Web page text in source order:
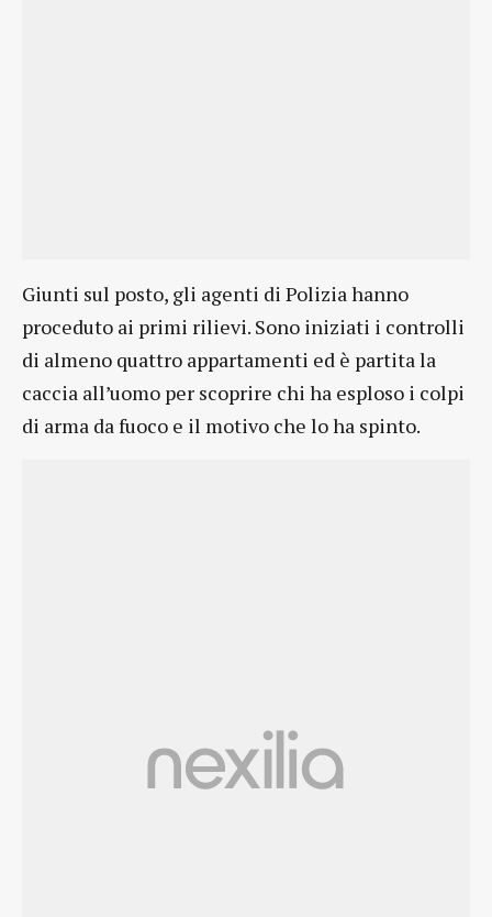
Giunti sul posto, gli agenti di Polizia hanno
proceduto ai primi rilievi. Sono iniziati i controlli
di almeno quattro appartamenti ed è partita la
caccia all’uomo per scoprire chi ha esploso i colpi
di arma da fuoco e il motivo che lo ha spinto.